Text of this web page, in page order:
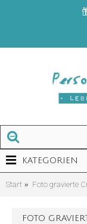
KATEGORIEN
Start Foto gravierte
FOTO